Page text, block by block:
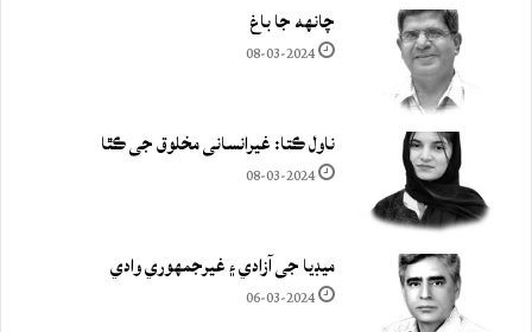
چانهه جا باغ
08-03-2024
ناول ڪتا: غيرانساني مخلوق جي ڪٿا
08-03-2024
ميڊيا جي آزادي ۽ غيرجمھوري وادي
06-03-2024